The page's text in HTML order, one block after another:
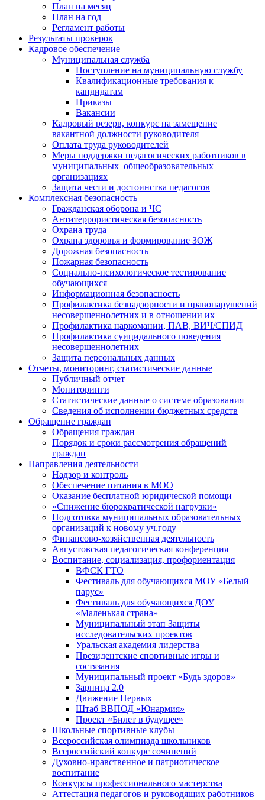
План на месяц
План на год
Регламент работы
Результаты проверок
Кадровое обеспечение
Муниципальная служба
Поступление на муниципальную службу
Квалификационные требования к
кандидатам
Приказы
Вакансии
Кадровый резерв, конкурс на замещение
вакантной должности руководителя
Оплата труда руководителей
Меры поддержки педагогических работников в
муниципальных общеобразовательных
организациях
Защита чести и достоинства педагогов
Комплексная безопасность
Гражданская оборона и ЧС
Антитеррористическая безопасность
Охрана труда
Охрана здоровья и формирование ЗОЖ
Дорожная безопасность
Пожарная безопасность
Социально-психологическое тестирование
обучающихся
Информационная безопасность
Профилактика безнадзорности и правонарушений
несовершеннолетних и в отношении их
Профилактика наркомании, ПАВ, ВИЧ/СПИД
Профилактика суицидального поведения
несовершеннолетних
Защита персональных данных
Отчеты, мониторинг, статистические данные
Публичный отчет
Мониторинги
Статистические данные о системе образования
Сведения об исполнении бюджетных средств
Обращение граждан
Обращения граждан
Порядок и сроки рассмотрения обращений
граждан
Направления деятельности
Надзор и контроль
Обеспечение питания в МОО
Оказание бесплатной юридической помощи
«Снижение бюрократической нагрузки»
Подготовка муниципальных образовательных
организаций к новому уч.году
Финансово-хозяйственная деятельность
Августовская педагогическая конференция
Воспитание, социализация, профориентация
ВФСК ГТО
Фестиваль для обучающихся МОУ «Белый
парус»
Фестиваль для обучающихся ДОУ
«Маленькая страна»
Муниципальный этап Защиты
исследовательских проектов
Уральская академия лидерства
Президентские спортивные игры и
состязания
Муниципальный проект «Будь здоров»
Зарница 2.0
Движение Первых
Штаб ВВПОД «Юнармия»
Проект «Билет в будущее»
Школьные спортивные клубы
Всероссийская олимпиада школьников
Всероссийский конкурс сочинений
Духовно-нравственное и патриотическое
воспитание
Конкурсы профессионального мастерства
Аттестация педагогов и руководящих работников